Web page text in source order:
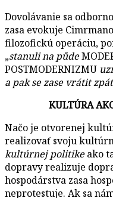
Dovolávanie sa
zasa evokuje
filozofickú operáciu,
„stanuli na půde
POSTMODERNIZMU
a pak se zase vrátit
KULTÚRA
Načo je otvorenej
realizovať svoju
kultúrnej politikeako
dopravy realizuje
hospodárstva zasa
neprotestuje. Ak sa